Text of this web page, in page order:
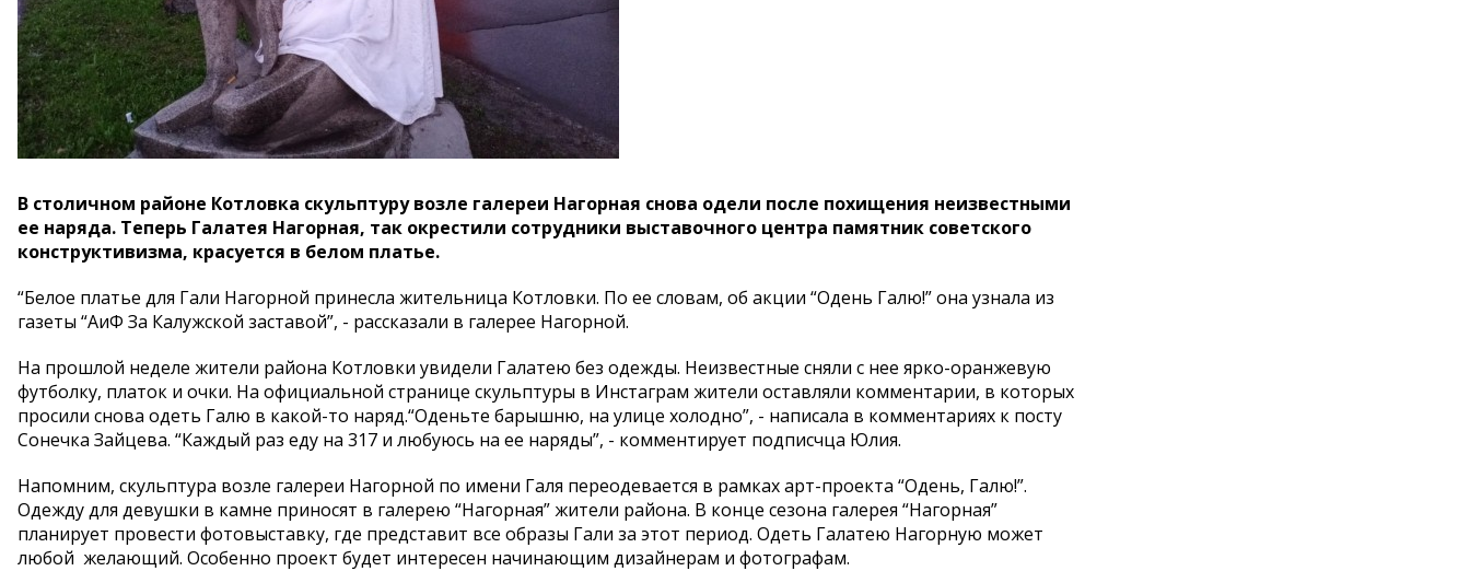
В столичном районе Котловка скульптуру возле галереи Нагорная снова одели после похищения неизвестными
ее наряда. Теперь Галатея Нагорная, так окрестили сотрудники выставочного центра памятник советского
конструктивизма, красуется в белом платье.
“Белое платье для Гали Нагорной принесла жительница Котловки. По ее словам, об акции “Одень Галю!” она узнала из
газеты “АиФ За Калужской заставой”, - рассказали в галерее Нагорной.
На прошлой неделе жители района Котловки увидели Галатею без одежды. Неизвестные сняли с нее ярко-оранжевую
футболку, платок и очки. На официальной странице скульптуры в Инстаграм жители оставляли комментарии, в которых
просили снова одеть Галю в какой-то наряд.“Оденьте барышню, на улице холодно”, - написала в комментариях к посту
Сонечка Зайцева. “Каждый раз еду на 317 и любуюсь на ее наряды”, - комментирует подписчца Юлия.
Напомним, скульптура возле галереи Нагорной по имени Галя переодевается в рамках арт-проекта “Одень, Галю!”.
Одежду для девушки в камне приносят в галерею “Нагорная” жители района. В конце сезона галерея “Нагорная”
планирует провести фотовыставку, где представит все образы Гали за этот период. Одеть Галатею Нагорную может
любой желающий. Особенно проект будет интересен начинающим дизайнерам и фотографам.